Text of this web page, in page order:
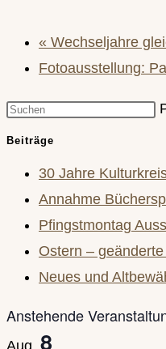
« Wechseljahre
Fotoausstellung:
Beiträge
30 Jahre
Annahme
Pfingstmontag
Ostern –
Neues und
Anstehende
8